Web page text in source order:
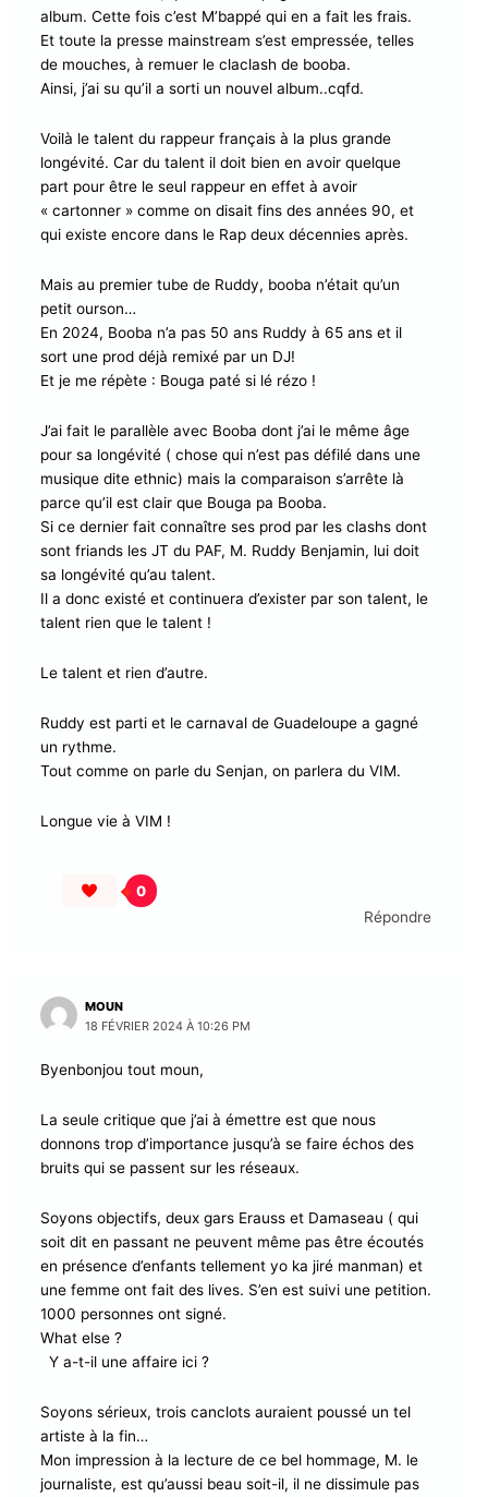
album. Cette fois c’est M’bappé qui en a fait les frais.
Et toute la presse mainstream s’est empressée, telles
de mouches, à remuer le claclash de booba.
Ainsi, j’ai su qu’il a sorti un nouvel album..cqfd.
Voilà le talent du rappeur français à la plus grande
longévité. Car du talent il doit bien en avoir quelque
part pour être le seul rappeur en effet à avoir
« cartonner » comme on disait fins des années 90, et
qui existe encore dans le Rap deux décennies après.
Mais au premier tube de Ruddy, booba n’était qu’un
petit ourson…
En 2024, Booba n’a pas 50 ans Ruddy à 65 ans et il
sort une prod déjà remixé par un DJ!
Et je me répète : Bouga paté si lé rézo !
J’ai fait le parallèle avec Booba dont j’ai le même âge
pour sa longévité ( chose qui n’est pas défilé dans une
musique dite ethnic) mais la comparaison s’arrête là
parce qu’il est clair que Bouga pa Booba.
Si ce dernier fait connaître ses prod par les clashs dont
sont friands les JT du PAF, M. Ruddy Benjamin, lui doit
sa longévité qu’au talent.
Il a donc existé et continuera d’exister par son talent, le
talent rien que le talent !
Le talent et rien d’autre.
Ruddy est parti et le carnaval de Guadeloupe a gagné
un rythme.
Tout comme on parle du Senjan, on parlera du VIM.
Longue vie à VIM !
0
Répondre
MOUN
18 FÉVRIER 2024 À 10:26 PM
Byenbonjou tout moun,
La seule critique que j’ai à émettre est que nous
donnons trop d’importance jusqu’à se faire échos des
bruits qui se passent sur les réseaux.
Soyons objectifs, deux gars Erauss et Damaseau ( qui
soit dit en passant ne peuvent même pas être écoutés
en présence d’enfants tellement yo ka jiré manman) et
une femme ont fait des lives. S’en est suivi une petition.
1000 personnes ont signé.
What else ?
Y a-t-il une affaire ici ?
Soyons sérieux, trois canclots auraient poussé un tel
artiste à la fin…
Mon impression à la lecture de ce bel hommage, M. le
journaliste, est qu’aussi beau soit-il, il ne dissimule pas